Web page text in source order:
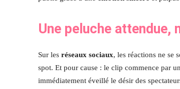
Une peluche attendue,
Sur les réseaux sociaux, les réactions ne se
spot. Et pour cause : le clip commence par
immédiatement éveillé le désir des